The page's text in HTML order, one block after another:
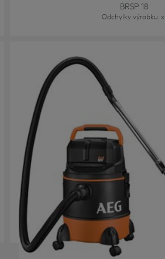
BRSP 18
Odchylky výrobku: x
Duální 18V vysavač na mokré a
BWD 18
Odchylky výrobku